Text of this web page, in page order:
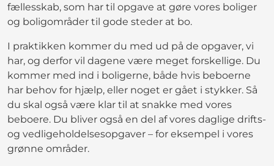
fællesskab, som har til opgave at gøre vores boliger
og boligområder til gode steder at bo.
I praktikken kommer du med ud på de opgaver, vi
har, og derfor vil dagene være meget forskellige. Du
kommer med ind i boligerne, både hvis beboerne
har behov for hjælp, eller noget er gået i stykker. Så
du skal også være klar til at snakke med vores
beboere. Du bliver også en del af vores daglige drifts-
og vedligeholdelsesopgaver – for eksempel i vores
grønne områder.